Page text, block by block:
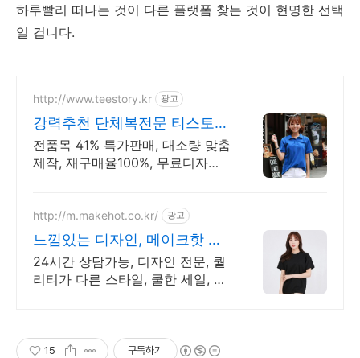
하루빨리 떠나는 것이 다른 플랫폼 찾는 것이 현명한 선택
일 겁니다.
http://www.teestory.kr 광고
강력추천 단체복전문 티스토리
16년 전통의 전문업체
전품목 41% 특가판매, 대소량 맞춤
제작, 재구매율100%, 무료디자인,
http://m.makehot.co.kr/ 광고
느낌있는 디자인, 메이크핫 차
별화되고 세련된 디자인!
24시간 상담가능, 디자인 전문, 퀄
리티가 다른 스타일, 쿨한 세일, 핫
15 구독하기